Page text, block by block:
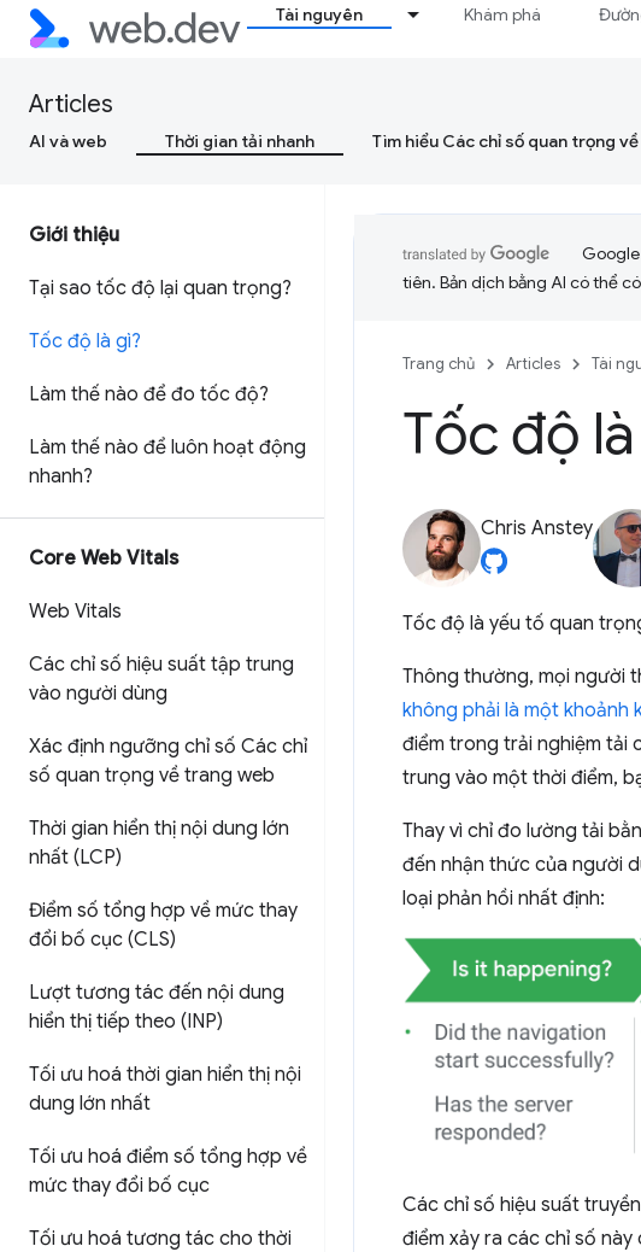
Tài nguyên Khám phá
Articles
AI và web Thời gian tải nhanh Tìm hiểu Các chỉ số quan trọng
Giới thiệu
Tại sao tốc độ lại quan trọng?
Tốc độ là gì?
Làm thế nào để đo tốc độ?
Làm thế nào để luôn hoạt động
nhanh?
Core Web Vitals
Web Vitals
Các chỉ số hiệu suất tập trung
vào người dùng
Xác định ngưỡng chỉ số Các chỉ
số quan trọng về trang web
Thời gian hiển thị nội dung lớn
nhất (LCP)
Điểm số tổng hợp về mức thay
đổi bố cục (CLS)
Lượt tương tác đến nội dung
hiển thị tiếp theo (INP)
Tối ưu hoá thời gian hiển thị nội
dung lớn nhất
Tối ưu hoá điểm số tổng hợp về
mức thay đổi bố cục
Tối ưu hoá tương tác cho thời
tiên. Bản dịch bằng AI có thể
Trang chủ Articles Tài
Tốc độ
Chris Anstey
Tốc độ là yếu tố quan
Thông thường, mọi người
không phải là một khoảnh
điểm trong trải nghiệm tải
trung vào một thời điểm,
Thay vì chỉ đo lường tải
đến nhận thức của người
loại phản hồi nhất định:
Các chỉ số hiệu suất
điểm xảy ra các chỉ số